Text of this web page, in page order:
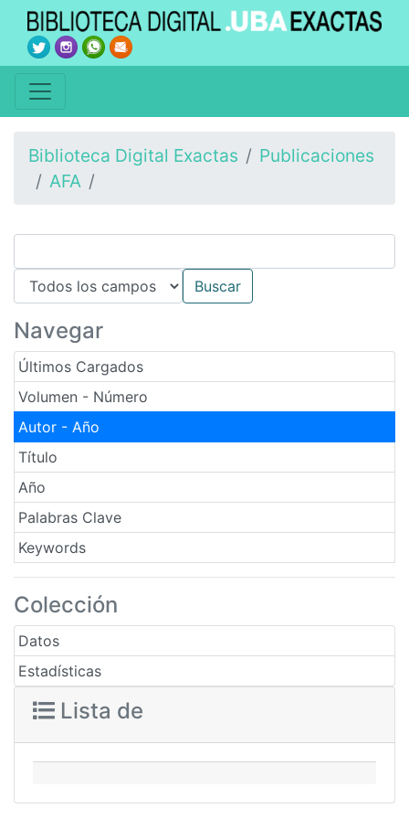
Biblioteca Digital Exactas
Publicaciones
AFA
Navegar
Últimos Cargados
Volumen - Número
Autor - Año
Título
Año
Palabras Clave
Keywords
Colección
Datos
Estadísticas
Lista de